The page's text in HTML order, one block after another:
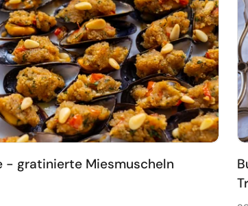
- gratinierte Miesmuscheln